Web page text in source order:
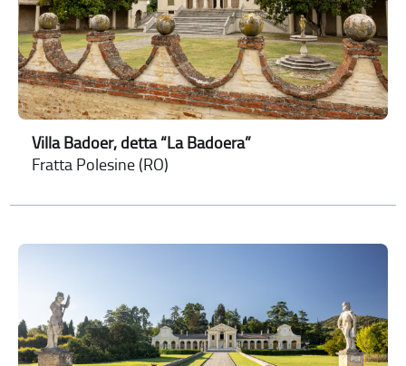
Villa Badoer, detta “La Badoera”
Fratta Polesine (RO)